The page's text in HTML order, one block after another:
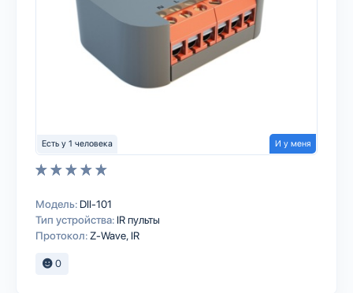
Есть у 1 человека И у меня
Модель: DII-101
Тип устройства: IR пульты
Протокол: Z-Wave IR
0